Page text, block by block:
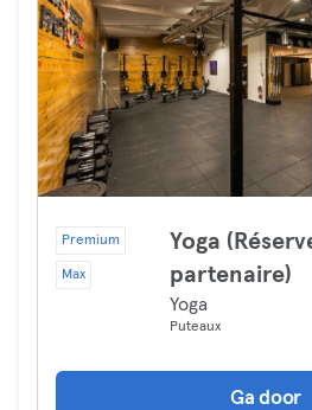
Premium
Max
Yoga
partenaire)
Yoga
Puteaux
Ga door